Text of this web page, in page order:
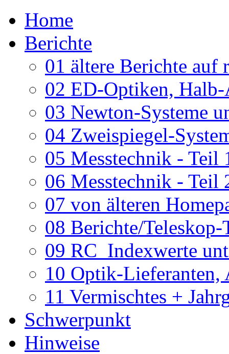
Home
Berichte
01 ältere Berichte auf
02 ED-Optiken, Halb-
03 Newton-Systeme
04 Zweispiegel-
05 Messtechnik - Teil
06 Messtechnik - Teil
07 von älteren
08 Berichte/
09 RC_Indexwerte
10 Optik-Lieferanten,
11 Vermischtes +
Schwerpunkt
Hinweise